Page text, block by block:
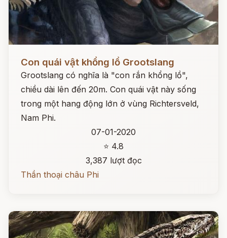
Con quái vật khổng lồ Grootslang
Grootslang có nghĩa là "con rắn khổng lồ",
chiều dài lên đến 20m. Con quái vật này sống
trong một hang động lớn ở vùng Richtersveld,
Nam Phi.
07-01-2020
⭐ 4.8
3,387 lượt đọc
Thần thoại châu Phi